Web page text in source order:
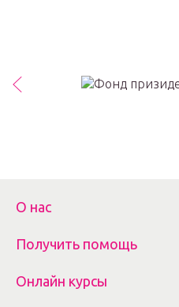
О нас
Получить помощь
Онлайн курсы